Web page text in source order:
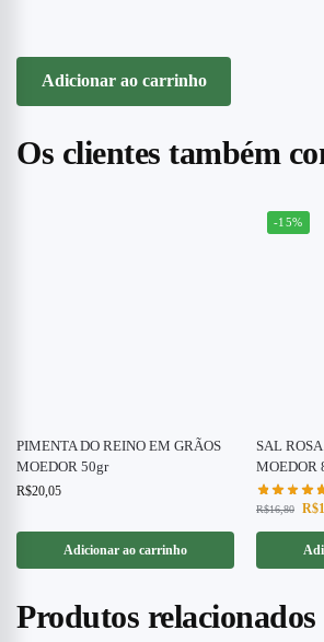
Adicionar ao carrinho
Os clientes também
PIMENTA DO REINO EM GRÃOS
MOEDOR 50gr
R$20,05
Adicionar ao carrinho
-15%
SAL
MOEDOR
R$16,80 R$
Produtos relacionados